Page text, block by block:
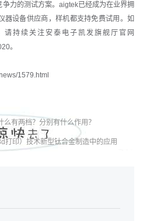
力的测试方案。aigtek已经成为在业界拥
器设备供应商，样机都支持免费试用。如
持续关注安泰电子凯发旗舰厅官网
。
1579.html
有两档？分别有什么作用？
打印）技术新型钛合金制造中的应用